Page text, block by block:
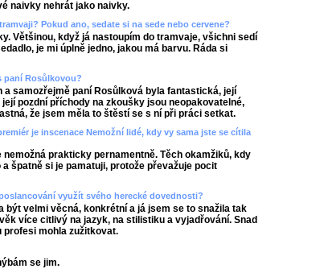
naivky nehrát jako naivky.
Pokud ano, sedate si na sede nebo cervene?
Většinou, když já nastoupím do tramvaje, všichni sedí
je mi úplně jedno, jakou má barvu. Ráda si
paní Rosůlkovou?
a samozřejmě paní Rosůlková byla fantastická, její
pozdní příchody na zkoušky jsou neopakovatelné,
že jsem měla to štěstí se s ní při práci setkat.
je inscenace Nemožní lidé, kdy vy sama jste se cítila
nemožná prakticky pernamentně. Těch okamžiků, kdy
špatně si je pamatuji, protože převažuje pocit
využít svého herecké dovednosti?
být velmi věcná, konkrétní a já jsem se to snažila tak
více citlivý na jazyk, na stilistiku a vyjadřování. Snad
mohla zužitkovat.
se jim.